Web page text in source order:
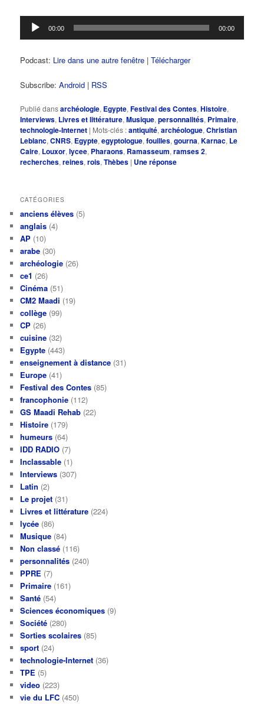
Lecteur
audio
00:00 00:00
Podcast: Lire dans une autre fenêtre |Télécharger
Subscribe:Android | RSS
Publié dansarchéologie, Egypte,Festival des Contes,Histoire,
Interviews, Livres et littérature,Musique,personnalités, Primaire,
technologie-Internet | Mots-clés :antiquité,archéologue,Christian
Leblanc,CNRS, Egypte,egyptologue,fouilles,gourna,Karnac, Le
Caire, Louxor,lycee, Pharaons, Ramasseum,ramses 2,
recherches,reines,rois,Thèbes | Uneréponse
CATÉGORIES
anciens élèves (5)
anglais (4)
AP (10)
arabe (30)
archéologie (26)
ce1 (26)
Cinéma (51)
CM2 Maadi (19)
collège (99)
CP (26)
cuisine (32)
Egypte (443)
enseignement à distance (31)
Europe (41)
Festival des Contes (85)
francophonie (112)
GS Maadi Rehab (22)
Histoire (179)
humeurs (64)
IDD RADIO (7)
Inclassable (1)
Interviews (307)
Latin (2)
Le projet (31)
Livres et littérature (224)
lycée (86)
Musique (84)
Non classé (116)
personnalités (240)
PPRE (7)
Primaire (161)
Santé (54)
Sciences économiques (9)
Société (280)
Sorties scolaires (85)
sport (24)
technologie-Internet (36)
TPE (5)
video (223)
vie du LFC (450)